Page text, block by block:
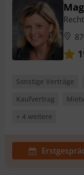
Sonstige Verträge
Kaufvertrag
+ 4 weitere